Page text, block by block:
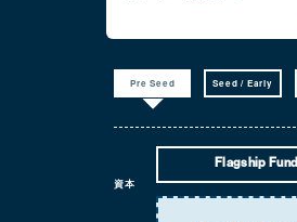
資本
Pre Seed Seed / Early
Flagship Fund